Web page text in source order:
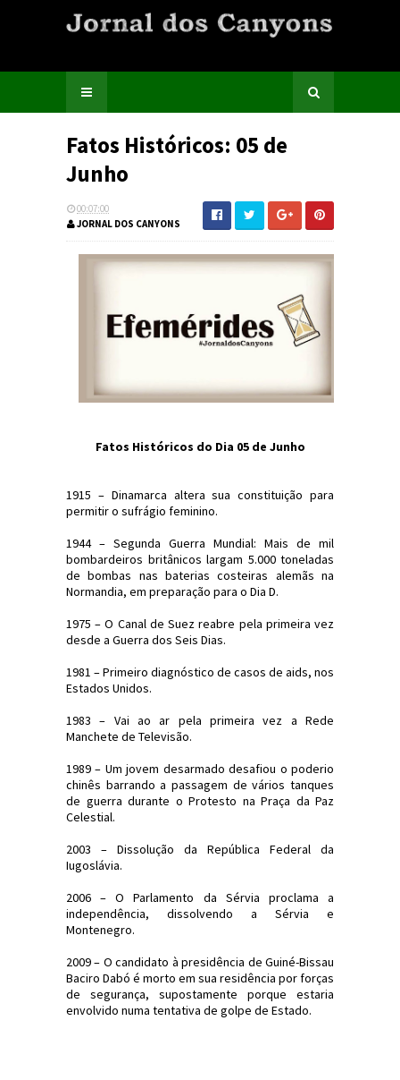
Fatos Históricos: 05 de
Junho
00:07:00
JORNAL DOS CANYONS
Fatos Históricos do Dia 05 de Junho
1915 – Dinamarca altera sua constituição para
permitir o sufrágio feminino.
1944 – Segunda Guerra Mundial: Mais de mil
bombardeiros britânicos largam 5.000 toneladas
de bombas nas baterias costeiras alemãs na
Normandia, em preparação para o Dia D.
1975 – O Canal de Suez reabre pela primeira vez
desde a Guerra dos Seis Dias.
1981 – Primeiro diagnóstico de casos de aids, nos
Estados Unidos.
1983 – Vai ao ar pela primeira vez a Rede
Manchete de Televisão.
1989 – Um jovem desarmado desafiou o poderio
chinês barrando a passagem de vários tanques
de guerra durante o Protesto na Praça da Paz
Celestial.
2003 – Dissolução da República Federal da
Iugoslávia.
2006 – O Parlamento da Sérvia proclama a
independência, dissolvendo a Sérvia e
Montenegro.
2009 – O candidato à presidência de Guiné-Bissau
Baciro Dabó é morto em sua residência por forças
de segurança, supostamente porque estaria
envolvido numa tentativa de golpe de Estado.